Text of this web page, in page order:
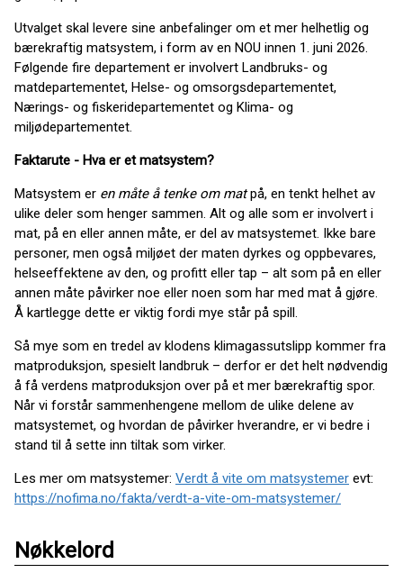
Utvalget skal levere sine anbefalinger om et mer helhetlig og
bærekraftig matsystem, i form av en NOU innen 1. juni 2026.
Følgende fire departement er involvert Landbruks- og
matdepartementet, Helse- og omsorgsdepartementet,
Nærings- og fiskeridepartementet og Klima- og
miljødepartementet.
Faktarute - Hva er et matsystem?
Matsystem er en måte å tenke om matpå, en tenkt helhet av
ulike deler som henger sammen. Alt og alle som er involvert i
mat, på en eller annen måte, er del av matsystemet. Ikke bare
personer, men også miljøet der maten dyrkes og oppbevares,
helseeffektene av den, og profitt eller tap – alt som på en eller
annen måte påvirker noe eller noen som har med mat å gjøre.
Å kartlegge dette er viktig fordi mye står på spill.
Så mye som en tredel av klodens klimagassutslipp kommer fra
matproduksjon, spesielt landbruk – derfor er det helt nødvendig
å få verdens matproduksjon over på et mer bærekraftig spor.
Når vi forstår sammenhengene mellom de ulike delene av
matsystemet, og hvordan de påvirker hverandre, er vi bedre i
stand til å sette inn tiltak som virker.
Les mer om matsystemer: Verdt å vite om matsystemer evt:
https://nofima.no/fakta/verdt-a-vite-om-matsystemer/
Nøkkelord